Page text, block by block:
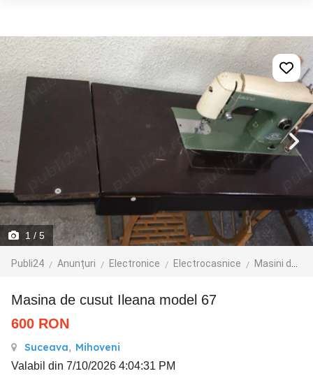
1 / 5
Publi24 Anunțuri Electronice Electrocasnice Masini de cusut
Masina de cusut Ileana model 67
600 RON
Suceava, Mihoveni
Valabil din 7/10/2026 4:04:31 PM